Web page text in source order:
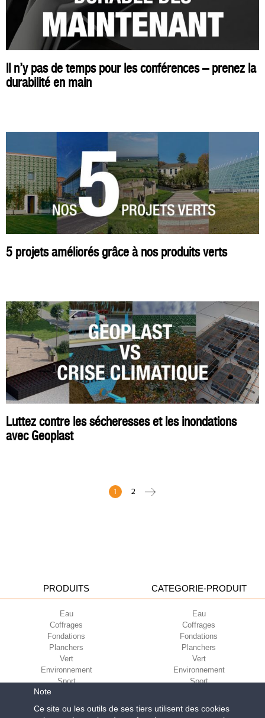
Il n’y pas de temps pour les conférences – prenez la
durabilité en main
5 projets améliorés grâce à nos produits verts
Luttez contre les sécheresses et les inondations
avec Geoplast
1 2
PRODUITS
Eau
Coffrages
Fondations
Planchers
Vert
Environnement
Sport
CATEGORIE-PRODUIT
Eau
Coffrages
Fondations
Planchers
Vert
Environnement
Sport
CORPORATE
Note
Ce site ou les outils de ses tiers utilisent des cookies